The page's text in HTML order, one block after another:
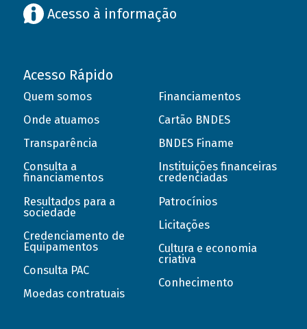
Acesso à informação
Acesso Rápido
Quem somos
Onde atuamos
Transparência
Consulta a
financiamentos
Resultados para a
sociedade
Credenciamento de
Equipamentos
Consulta PAC
Moedas contratuais
Financiamentos
Cartão BNDES
BNDES Finame
Instituições financeiras
credenciadas
Patrocínios
Licitações
Cultura e economia
criativa
Conhecimento